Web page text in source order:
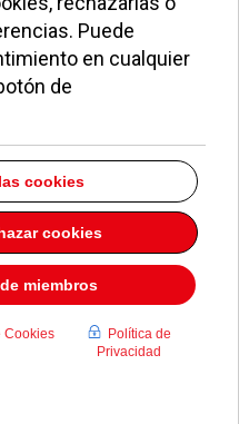
21 SEPTIEMBRE 2020
columna hace ya 15
la pasarela del Paseo
de una pregunta
en julio, pero